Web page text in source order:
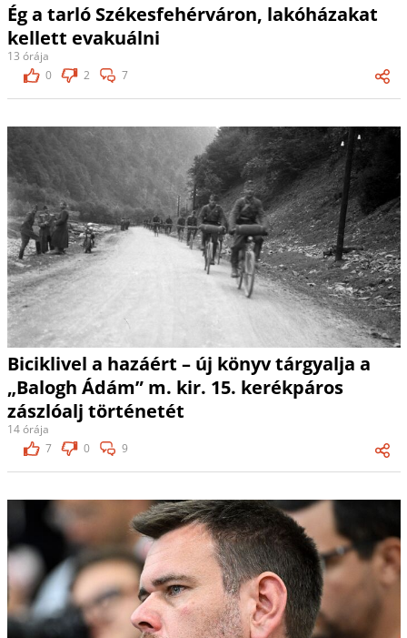
Ég a tarló Székesfehérváron, lakóházakat
kellett evakuálni
13 órája
0
2 7
Biciklivel a hazáért – új könyv tárgyalja a
„Balogh Ádám” m. kir. 15. kerékpáros
zászlóalj történetét
14 órája
7
0 9